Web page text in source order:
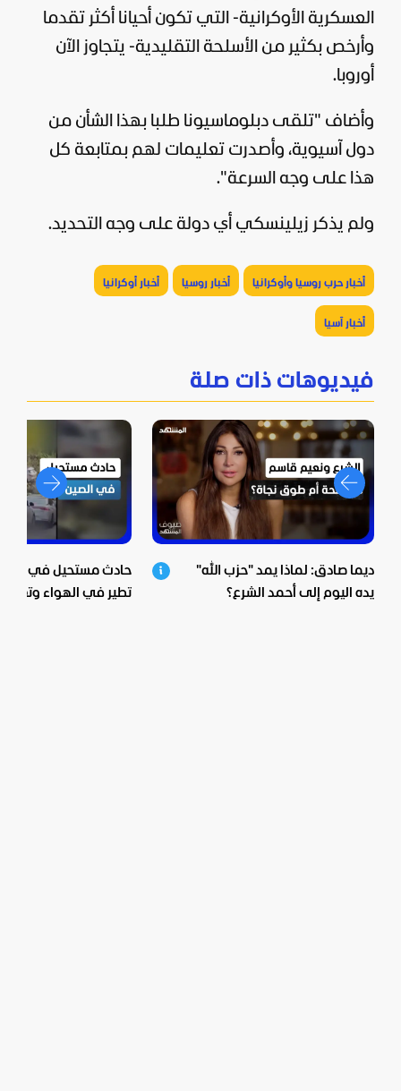
العسكرية الأوكرانية- التي تكون أحيانا أكثر تقدما
وأرخص بكثير من الأسلحة التقليدية- يتجاوز الآن
أوروبا.
وأضاف "تلقى دبلوماسيونا طلبا بهذا الشأن من
دول آسيوية، وأصدرت تعليمات لهم بمتابعة كل
هذا على وجه السرعة".
ولم يذكر زيلينسكي أي دولة على وجه التحديد.
أخبار حرب روسيا وأوكرانيا أخبار روسيا أخبار أوكرانيا
أخبار آسيا
فيديوهات ذات صلة
ديما صادق: لماذا يمد "حزب الله"
يده اليوم إلى أحمد الشرع؟
حادث مستحيل في
تطير في الهواء